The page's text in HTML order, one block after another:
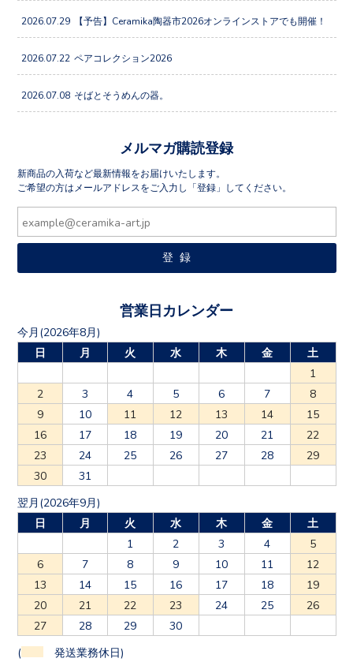
2026.07.29 【予告】Ceramika陶器市2026オンラインストアでも開催！
2026.07.22 ペアコレクション2026
2026.07.08 そばとそうめんの器。
メルマガ購読登録
新商品の入荷など最新情報をお届けいたします。
ご希望の方はメールアドレスをご入力し「登録」してください。
営業日カレンダー
今月(2026年8月)
日
月 火 水 木 金
土
1
2
3 4 5 6 7
8
9
10 11 12 13 14
15
16
17 18 19 20 21
22
23
24 25 26 27 28
29
30
31
翌月(2026年9月)
日
月 火 水 木 金
土
1
2 3 4
5
6
7 8 9 10 11
12
13
14 15 16 17 18
19
20
21 22 23 24 25
26
27
28 29 30
( 発送業務休日)